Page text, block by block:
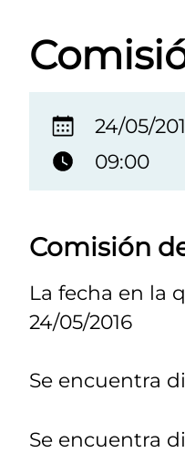
24/05/
09:00
Comisión
La fecha en la
24/05/2016
Se encuentra
Se encuentra